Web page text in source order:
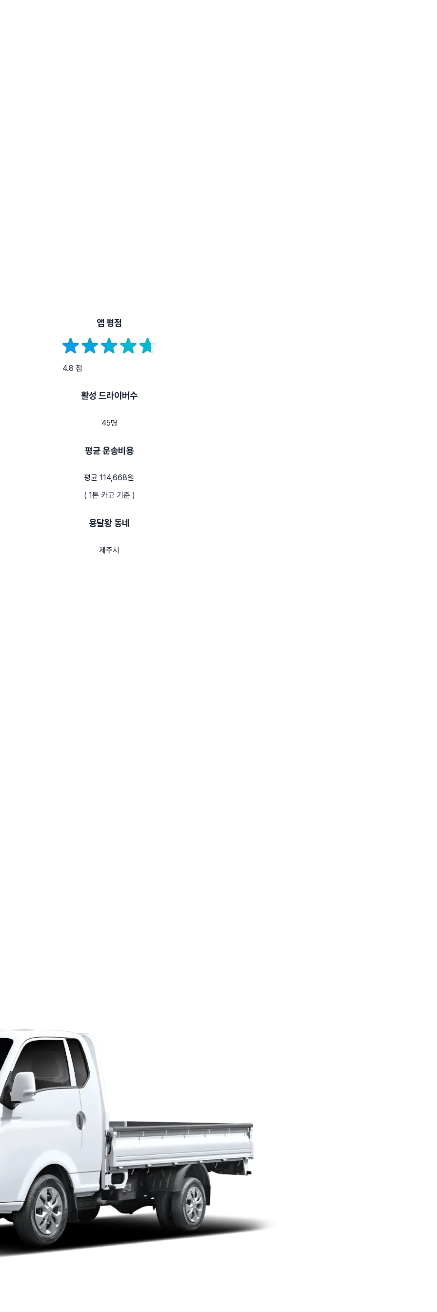
앱 평점
4.8 점
활성 드라이버수
45명
평균 운송비용
평균 114,668원
( 1톤 카고 기준 )
용달왕 동네
제주시